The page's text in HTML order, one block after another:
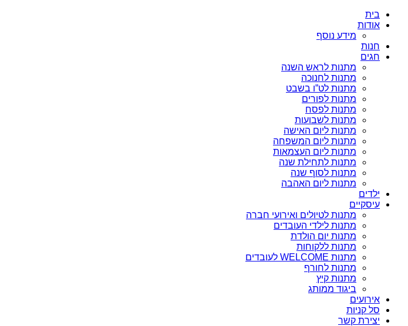
בית
אודות
מידע נוסף
חנות
חגים
מתנות לראש השנה
מתנות לחנוכה
מתנות לט”ו בשבט
מתנות לפורים
מתנות לפסח
מתנות לשבועות
מתנות ליום האישה
מתנות ליום המשפחה
מתנות ליום העצמאות
מתנות לתחילת שנה
מתנות לסוף שנה
מתנות ליום האהבה
ילדים
עיסקיים
מתנות לטיולים ואירועי חברה
מתנות לילדי העובדים
מתנות יום הולדת
מתנות ללקוחות
מתנות WELCOME לעובדים
מתנות לחורף
מתנות קיץ
ביגוד ממותג
אירועים
סל קניות
יצירת קשר